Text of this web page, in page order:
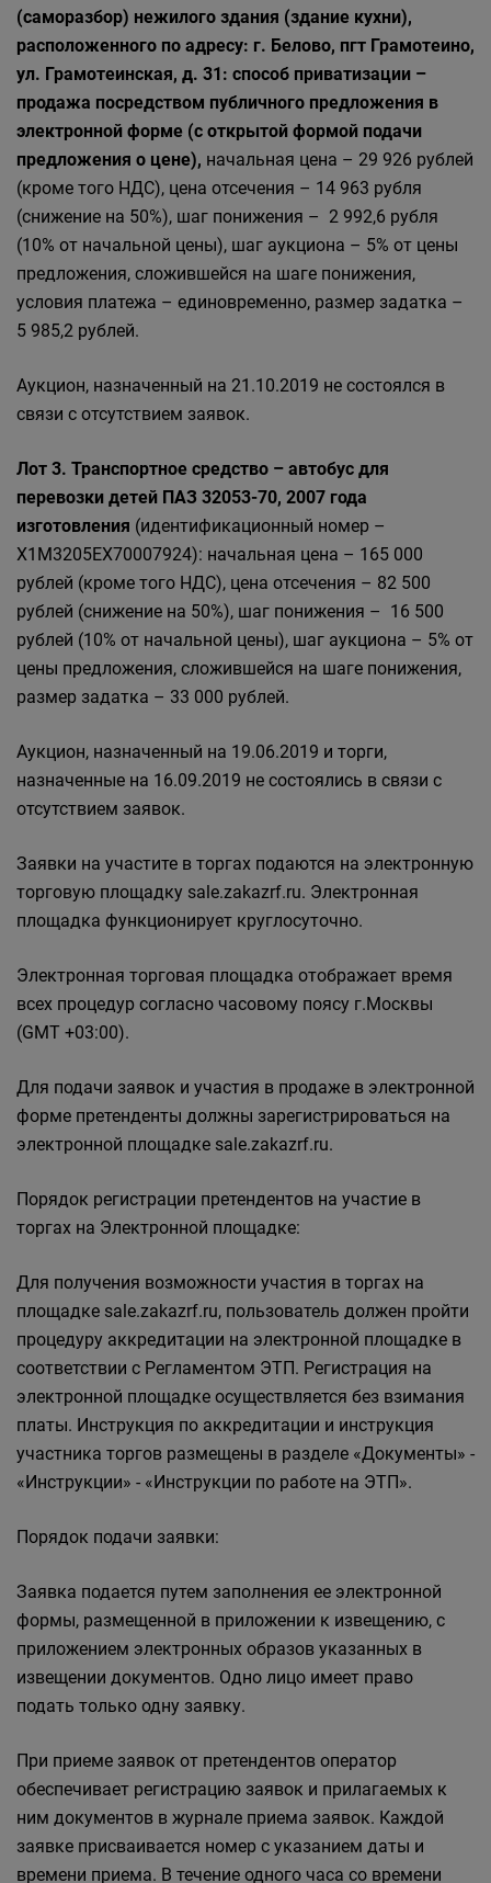
(саморазбор) нежилого здания (здание кухни),
расположенного по адресу: г. Белово, пгт Грамотеино,
ул. Грамотеинская, д. 31: способ приватизации –
продажа посредством публичного предложения в
электронной форме (с открытой формой подачи
предложения о цене), начальная цена – 29 926 рублей
(кроме того НДС), цена отсечения – 14 963 рубля
(снижение на 50%), шаг понижения – 2 992,6 рубля
(10% от начальной цены), шаг аукциона – 5% от цены
предложения, сложившейся на шаге понижения,
условия платежа – единовременно, размер задатка –
5 985,2 рублей.
Аукцион, назначенный на 21.10.2019 не состоялся в
связи с отсутствием заявок.
Лот 3. Транспортное средство – автобус для
перевозки детей ПАЗ 32053-70, 2007 года
изготовления (идентификационный номер –
X1М3205ЕХ70007924): начальная цена – 165 000
рублей (кроме того НДС), цена отсечения – 82 500
рублей (снижение на 50%), шаг понижения – 16 500
рублей (10% от начальной цены), шаг аукциона – 5% от
цены предложения, сложившейся на шаге понижения,
размер задатка – 33 000 рублей.
Аукцион, назначенный на 19.06.2019 и торги,
назначенные на 16.09.2019 не состоялись в связи с
отсутствием заявок.
Заявки на участите в торгах подаются на электронную
торговую площадку sale.zakazrf.ru. Электронная
площадка функционирует круглосуточно.
Электронная торговая площадка отображает время
всех процедур согласно часовому поясу г.Москвы
(GMT +03:00).
Для подачи заявок и участия в продаже в электронной
форме претенденты должны зарегистрироваться на
электронной площадке sale.zakazrf.ru.
Порядок регистрации претендентов на участие в
торгах на Электронной площадке:
Для получения возможности участия в торгах на
площадке sale.zakazrf.ru, пользователь должен пройти
процедуру аккредитации на электронной площадке в
соответствии с Регламентом ЭТП. Регистрация на
электронной площадке осуществляется без взимания
платы. Инструкция по аккредитации и инструкция
участника торгов размещены в разделе «Документы» -
«Инструкции» - «Инструкции по работе на ЭТП».
Порядок подачи заявки:
Заявка подается путем заполнения ее электронной
формы, размещенной в приложении к извещению, с
приложением электронных образов указанных в
извещении документов. Одно лицо имеет право
подать только одну заявку.
При приеме заявок от претендентов оператор
обеспечивает регистрацию заявок и прилагаемых к
ним документов в журнале приема заявок. Каждой
заявке присваивается номер с указанием даты и
времени приема. В течение одного часа со времени